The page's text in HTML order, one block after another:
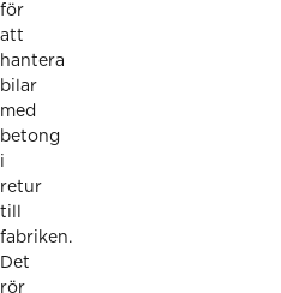
för
att
hantera
bilar
med
betong
i
retur
till
fabriken.
Det
rör